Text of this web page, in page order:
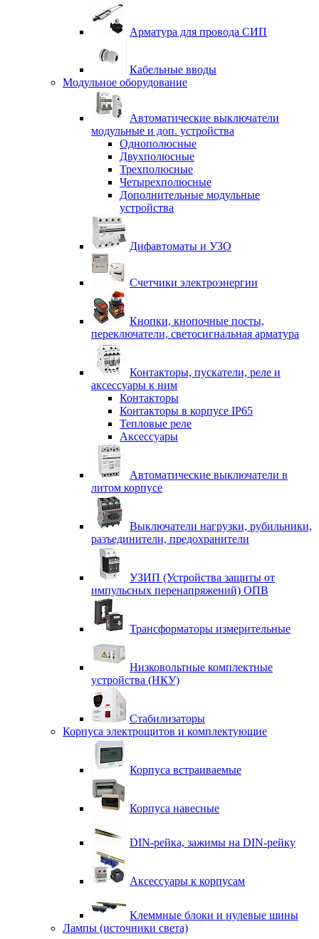
Арматура для провода СИП
Кабельные вводы
Модульное оборудование
Автоматические выключатели
модульные и доп. устройства
Однополюсные
Двухполюсные
Трехполюсные
Четырехполюсные
Дополнительные модульные
устройства
Дифавтоматы и УЗО
Счетчики электроэнергии
Кнопки, кнопочные посты,
переключатели, светосигнальная арматура
Контакторы, пускатели, реле и
аксессуары к ним
Контакторы
Контакторы в корпусе IP65
Тепловые реле
Аксессуары
Автоматические выключатели в
литом корпусе
Выключатели нагрузки, рубильники,
разъединители, предохранители
УЗИП (Устройства защиты от
импульсных перенапряжений) ОПВ
Трансформаторы измерительные
Низковольтные комплектные
устройства (НКУ)
Стабилизаторы
Корпуса электрощитов и комплектующие
Корпуса встраиваемые
Корпуса навесные
DIN-рейка, зажимы на DIN-рейку
Аксессуары к корпусам
Клеммные блоки и нулевые шины
Лампы (источники света)